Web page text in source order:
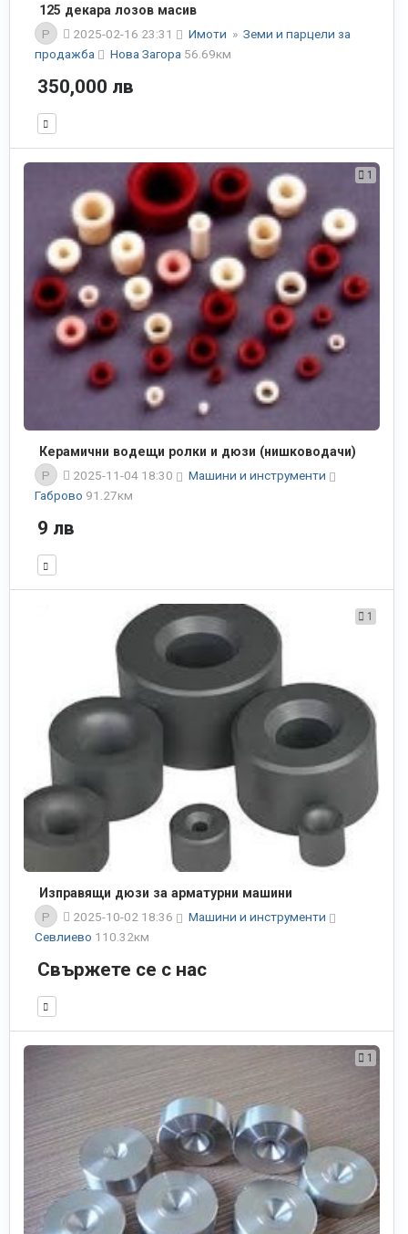
125 декара лозов масив
P
2025-02-16 23:31 Имоти » Земи и парцели за
продажба
Нова Загора 56.69км
350,000 лв
1
Керамични водещи ролки и дюзи (нишководачи)
P
2025-11-04 18:30
Машини и инструменти
Габрово 91.27км
9 лв
1
Изправящи дюзи за арматурни машини
P
2025-10-02 18:36
Машини и инструменти
Севлиево 110.32км
Свържете се с нас
1